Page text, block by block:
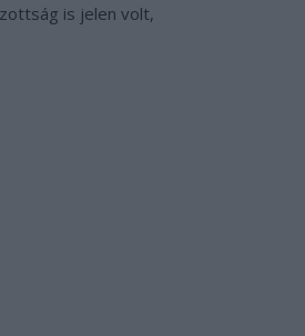
is jelen volt,